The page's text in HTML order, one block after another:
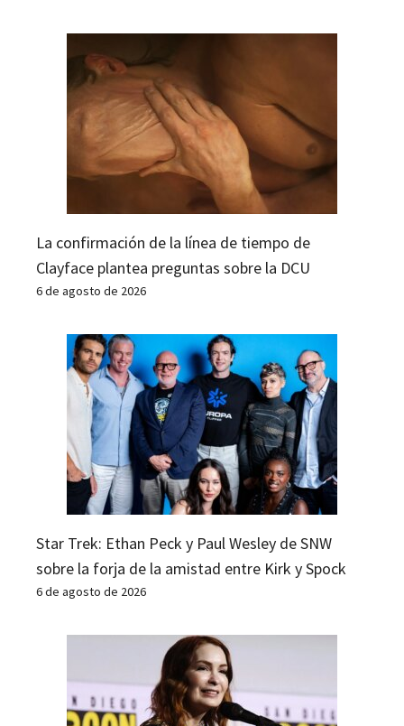
La confirmación de la línea de tiempo de
Clayface plantea preguntas sobre la DCU
6 de agosto de 2026
Star Trek: Ethan Peck y Paul Wesley de SNW
sobre la forja de la amistad entre Kirk y Spock
6 de agosto de 2026